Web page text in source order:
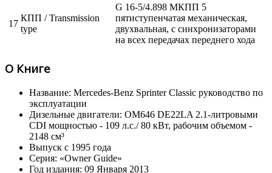
17
КПП / Transmission
type
G 16-5/4.898 МКПП 5
пятиступенчатая механическая,
двухвальная, с синхронизаторами
на всех передачах переднего хода
О Книге
Название: Mercedes-Benz Sprinter Classic руководство по
эксплуатации
Дизельные двигатели: OM646 DE22LA 2.1-литровыми
CDI мощностью - 109 л.с./ 80 кВт, рабочим объемом -
2148 см³
Выпуск с 1995 года
Серия: «Owner Guide»
Год издания: 09 Января 2013